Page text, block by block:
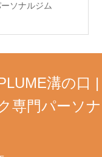
ソナルジム
溝の口 |
専門パーソナ